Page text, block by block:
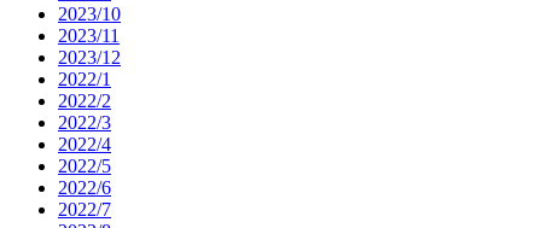
2023/10
2023/11
2023/12
2022/1
2022/2
2022/3
2022/4
2022/5
2022/6
2022/7